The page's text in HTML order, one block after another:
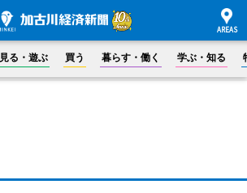
見る・遊ぶ 買う 暮らす・働く 学ぶ・知る